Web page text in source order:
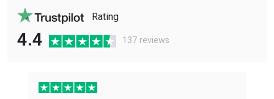
Rating
4.4 137 reviews